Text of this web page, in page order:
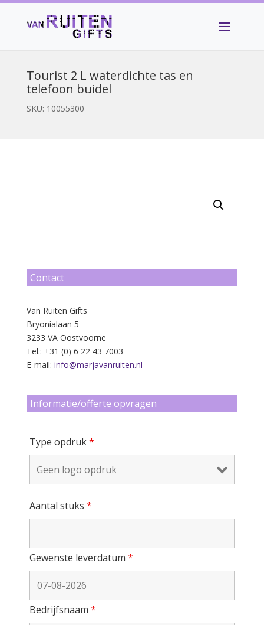
Tourist 2 L waterdichte tas en
telefoon buidel
SKU: 10055300
Contact
Van Ruiten Gifts
Bryonialaan 5
3233 VA Oostvoorne
Tel.: +31 (0) 6 22 43 7003
E-mail: info@marjavanruiten.nl
Informatie/offerte opvragen
Type opdruk*
Aantal stuks *
Gewenste leverdatum *
Bedrijfsnaam *